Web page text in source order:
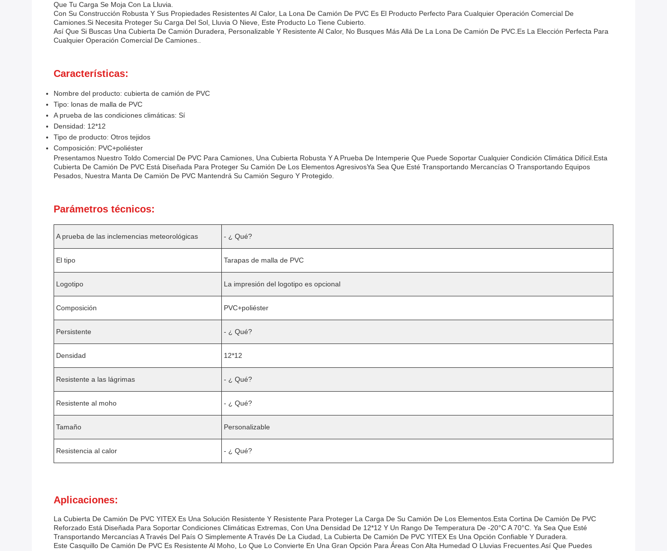
Que Tu Carga Se Moja Con La Lluvia.
Con Su Construcción Robusta Y Sus Propiedades Resistentes Al Calor, La Lona De Camión De PVC Es El Producto Perfecto Para Cualquier Operación Comercial De
Camiones.Si Necesita Proteger Su Carga Del Sol, Lluvia O Nieve, Este Producto Lo Tiene Cubierto.
Así Que Si Buscas Una Cubierta De Camión Duradera, Personalizable Y Resistente Al Calor, No Busques Más Allá De La Lona De Camión De PVC.Es La Elección Perfecta Para
Cualquier Operación Comercial De Camiones..
Características:
Nombre del producto: cubierta de camión de PVC
Tipo: lonas de malla de PVC
A prueba de las condiciones climáticas: Sí
Densidad: 12*12
Tipo de producto: Otros tejidos
Composición: PVC+poliéster
Presentamos Nuestro Toldo Comercial De PVC Para Camiones, Una Cubierta Robusta Y A Prueba De Intemperie Que Puede Soportar Cualquier Condición Climática Difícil.esta
Cubierta De Camión De PVC Está Diseñada Para Proteger Su Camión De Los Elementos AgresivosYa Sea Que Esté Transportando Mercancías O Transportando Equipos
Pesados, Nuestra Manta De Camión De PVC Mantendrá Su Camión Seguro Y Protegido.
Parámetros técnicos:
A prueba de las inclemencias meteorológicas - ¿ Qué?
El tipo Tarapas de malla de PVC
Logotipo La impresión del logotipo es opcional
Composición PVC+poliéster
Persistente - ¿ Qué?
Densidad 12*12
Resistente a las lágrimas - ¿ Qué?
Resistente al moho - ¿ Qué?
Tamaño Personalizable
Resistencia al calor - ¿ Qué?
Aplicaciones:
La Cubierta De Camión De PVC YITEX Es Una Solución Resistente Y Resistente Para Proteger La Carga De Su Camión De Los Elementos.Esta Cortina De Camión De PVC
Reforzado Está Diseñada Para Soportar Condiciones Climáticas Extremas, Con Una Densidad De 12*12 Y Un Rango De Temperatura De -20°C A 70°C. Ya Sea Que Esté
Transportando Mercancías A Través Del País O Simplemente A Través De La Ciudad, La Cubierta De Camión De PVC YITEX Es Una Opción Confiable Y Duradera.
Este Casquillo De Camión De PVC Es Resistente Al Moho, Lo Que Lo Convierte En Una Gran Opción Para Áreas Con Alta Humedad O Lluvias Frecuentes.Así Que Puedes